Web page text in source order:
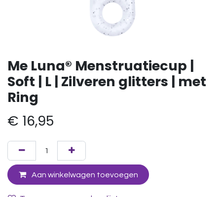
Me Luna® Menstruatiecup |
Soft | L | Zilveren glitters | met
Ring
€ 16,95
Aan winkelwagen toevoegen